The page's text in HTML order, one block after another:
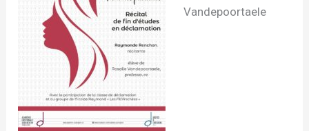
Vandepoortaele